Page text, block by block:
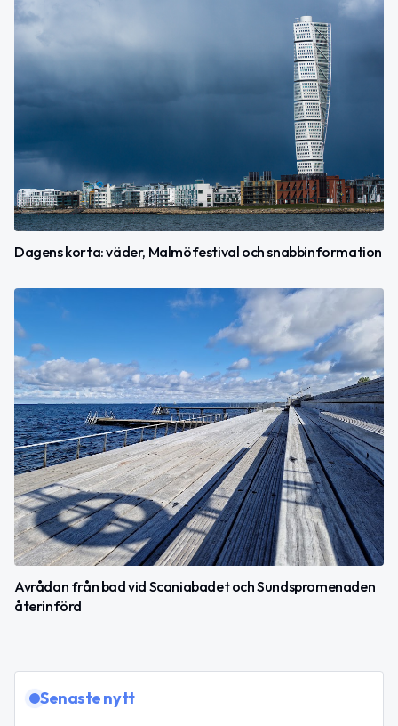
Dagens korta: väder, Malmöfestival och snabbinformation
Avrådan från bad vid Scaniabadet och Sundspromenaden
återinförd
Senaste nytt